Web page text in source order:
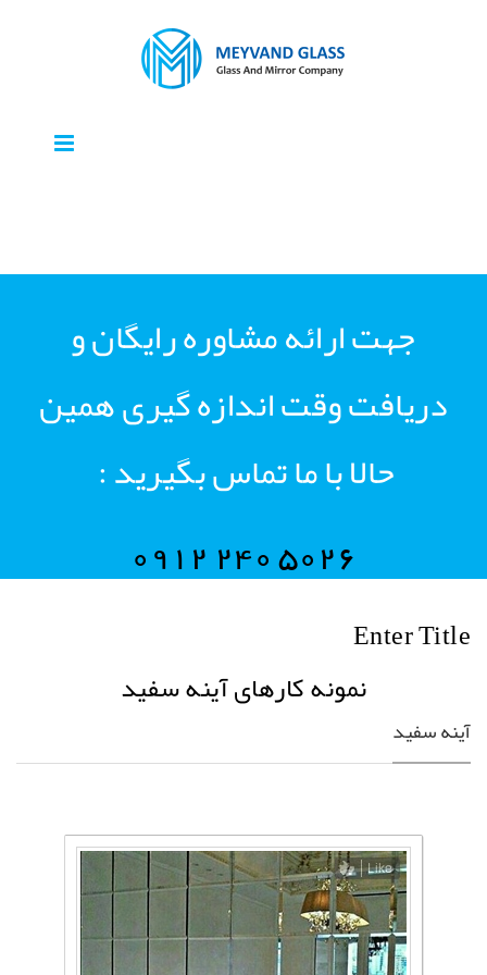
جهت ارائه مشاوره رایگان و
دریافت وقت اندازه گیری همین
حالا با ما تماس بگیرید :
0912 240 5026
Enter Title
نمونه کارهای آینه سفید
آینه سفید
Like